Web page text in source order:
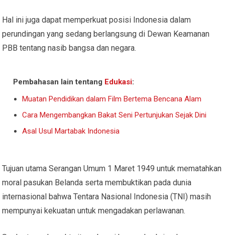
Hal ini juga dapat memperkuat posisi Indonesia dalam
perundingan yang sedang berlangsung di Dewan Keamanan
PBB tentang nasib bangsa dan negara.
Pembahasan lain tentang Edukasi:
Muatan Pendidikan dalam Film Bertema Bencana Alam
Cara Mengembangkan Bakat Seni Pertunjukan Sejak Dini
Asal Usul Martabak Indonesia
Tujuan utama Serangan Umum 1 Maret 1949 untuk mematahkan
moral pasukan Belanda serta membuktikan pada dunia
internasional bahwa Tentara Nasional Indonesia (TNI) masih
mempunyai kekuatan untuk mengadakan perlawanan.